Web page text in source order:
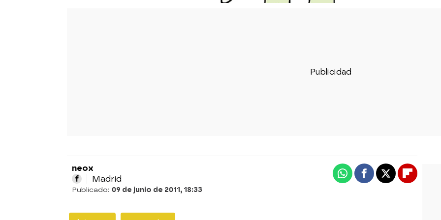
neox
Madrid
Publicado: 09 de junio de 2011, 18:33
WhatsappFacebook
X